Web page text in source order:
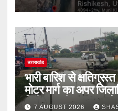
उत्तराखंड
भारी बारिश से
मोटर मार्ग का अपर
निरीक्षण, शीघ्र मरम्मत के
7 AUGUST 2026